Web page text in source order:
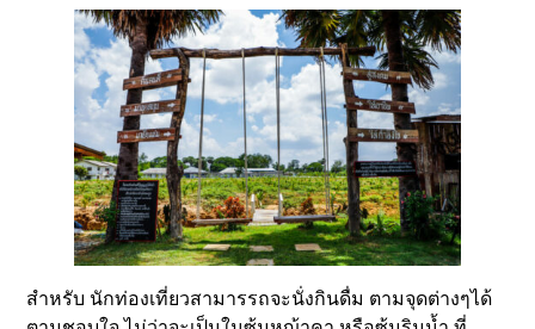
สำหรับ นักท่องเที่ยวสามารรถจะนั่งกินดื่ม ตามจุดต่างๆได้